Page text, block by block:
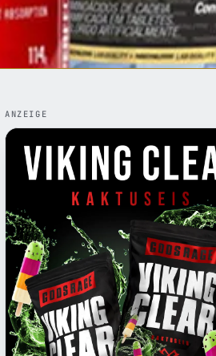
ANZEIGE